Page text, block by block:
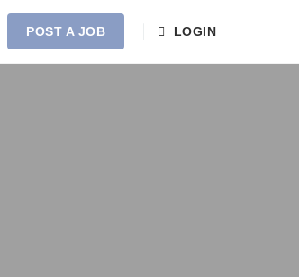
POST A JOB LOGIN